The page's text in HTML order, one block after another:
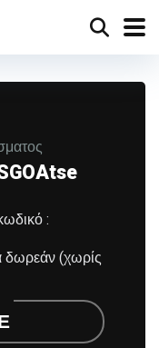
:
δωρεάν (χωρίς